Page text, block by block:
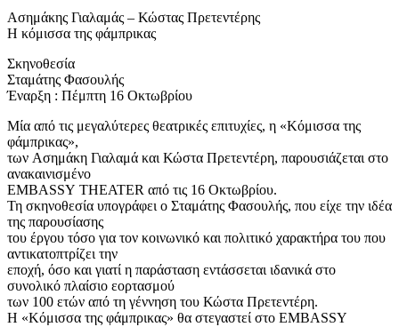
Ασημάκης Γιαλαμάς – Κώστας Πρετεντέρης
Η κόμισσα της φάμπρικας
Σκηνοθεσία
Σταμάτης Φασουλής
Έναρξη : Πέμπτη 16 Οκτωβρίου
Μία από τις μεγαλύτερες θεατρικές επιτυχίες, η «Κόμισσα της
φάμπρικας»,
των Ασημάκη Γιαλαμά και Κώστα Πρετεντέρη, παρουσιάζεται στο
ανακαινισμένο
EMBASSY THEATER από τις 16 Οκτωβρίου.
Τη σκηνοθεσία υπογράφει ο Σταμάτης Φασουλής, που είχε την ιδέα
της παρουσίασης
του έργου τόσο για τον κοινωνικό και πολιτικό χαρακτήρα του που
αντικατοπτρίζει την
εποχή, όσο και γιατί η παράσταση εντάσσεται ιδανικά στο
συνολικό πλαίσιο εορτασμού
των 100 ετών από τη γέννηση του Κώστα Πρετεντέρη.
Η «Κόμισσα της φάμπρικας» θα στεγαστεί στο EMBASSY